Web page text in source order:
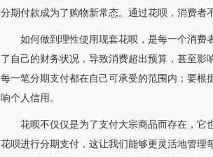
分期付款成为了购物新常态。通过花呗，消费者
如何做到理性使用现套花呗，是每一个消费
了自己的财务状况，导致消费超出预算，甚至
每一笔分期支付都在自己可承受的范围内；要
响个人信用。
花呗不仅仅是为了支付大宗商品而存在，它
花呗进行分期支付，这让我们能够更灵活地管